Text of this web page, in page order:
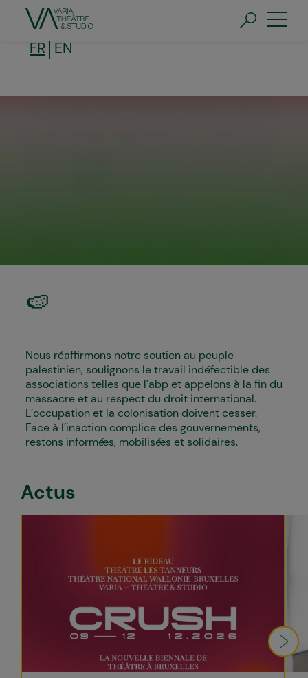
contenu
FR EN
🍉
Nous réaffirmons notre soutien au peuple
palestinien, soulignons le travail indéfectible des
associations telles que l'abp et appelons à la fin du
massacre et au respect du droit international.
L’occupation et la colonisation doivent cesser.
Face à l’inaction complice des gouvernements,
restons informé·es, mobilisé·es et solidaires.
Actus